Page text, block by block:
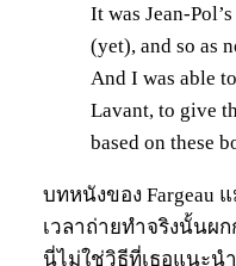
It was Jean-
(yet), and so as
And I was able
Lavant, to give
based on these
บทหนังของ Fargeau
เวลาถ่ายทำจริงนั้นผ
นี่ไม่ใช่วิธีที่เธอแนะน